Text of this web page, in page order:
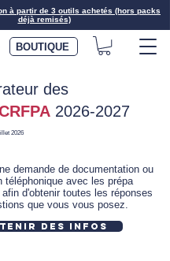
à partir de 3 outils achetés (hors packs
déjà remisés)
BOUTIQUE
des
2026-2027
2026
demande de documentation ou
téléphonique avec les prépa
d'obtenir toutes les réponses
que vous vous posez.
des infos